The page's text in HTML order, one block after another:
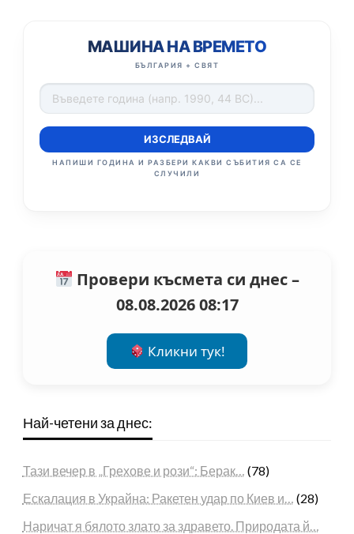
МАШИНА НА ВРЕМЕТО
БЪЛГАРИЯ + СВЯТ
ИЗСЛЕДВАЙ
НАПИШИ ГОДИНА И РАЗБЕРИ КАКВИ СЪБИТИЯ СА СЕ
СЛУЧИЛИ
Провери късмета си днес –
08.08.2026 08:17
Кликни тук!
Най-четени за днес:
Тази вечер в „Грехове и рози“: Берак… (78)
Ескалация в Украйна: Ракетен удар по Киев и… (28)
Наричат я бялото злато за здравето. Природата й…